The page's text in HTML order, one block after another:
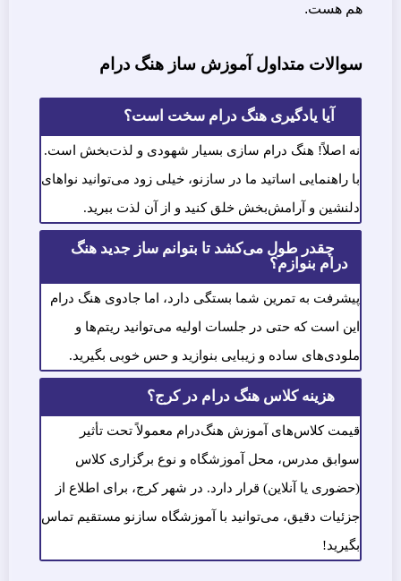
هم هست.
سوالات متداول آموزش ساز هنگ درام
آیا یادگیری هنگ درام سخت است؟
نه اصلاً! هنگ درام سازی بسیار شهودی و لذت‌بخش است.
با راهنمایی اساتید ما در سازنو، خیلی زود می‌توانید نواهای
دلنشین و آرامش‌بخش خلق کنید و از آن لذت ببرید.
چقدر طول می‌کشد تا بتوانم ساز جدید هنگ
درام بنوازم؟
پیشرفت به تمرین شما بستگی دارد، اما جادوی هنگ درام
این است که حتی در جلسات اولیه می‌توانید ریتم‌ها و
ملودی‌های ساده و زیبایی بنوازید و حس خوبی بگیرید.
هزینه کلاس هنگ درام در کرج؟
قیمت کلاس‌های آموزش هنگ‌درام معمولاً تحت تأثیر
سوابق مدرس، محل آموزشگاه و نوع برگزاری کلاس
(حضوری یا آنلاین) قرار دارد. در شهر کرج، برای اطلاع از
جزئیات دقیق، می‌توانید با آموزشگاه سازنو مستقیم تماس
بگیرید!